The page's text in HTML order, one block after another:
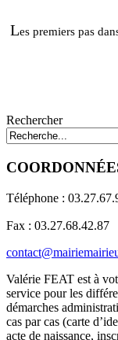
Les premiers pas
Rechercher
Téléphone :
Fax : 03.27.68.42.87
Valérie FEAT est à
service pour les
démarches
cas par cas (carte
acte de naissance,